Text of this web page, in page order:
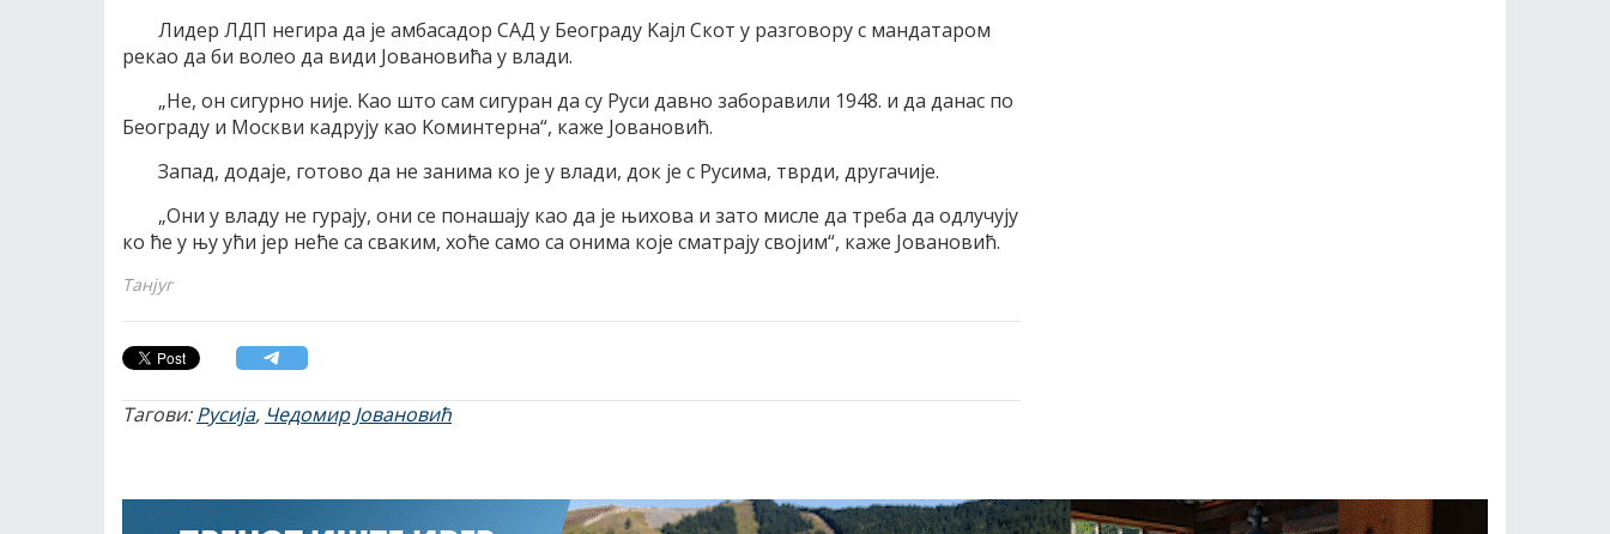
Лидер ЛДП негира да jе амбасадор СAД у Београду Kаjл Скот у разговору с мандатаром
рекао да би волео да види Jовановића у влади.
„Не, он сигурно ниjе. Kао што сам сигуран да су Руси давно заборавили 1948. и да данас по
Београду и Mоскви кадруjу као Kоминтерна“, каже Jовановић.
Запад, додаjе, готово да не занима ко jе у влади, док jе с Русима, тврди, другачиjе.
„Oни у владу не гураjу, они се понашаjу као да jе њихова и зато мисле да треба да одлучуjу
ко ће у њу ући jер неће са сваким, хоће само са онима коjе сматраjу своjим“, каже Jовановић.
Танјуг
Тагови:Русија, Чедомир Јовановић